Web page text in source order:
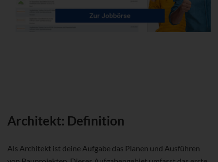
Architekt: Definition
Als Architekt ist deine Aufgabe das Planen und Ausführen